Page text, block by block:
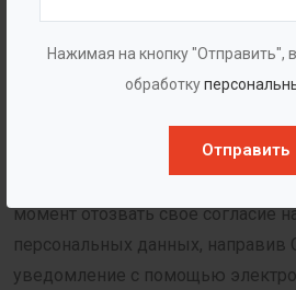
Нажимая на кнопку "Отправить",
обработку
Отправить
Краснодар, ул. Текстильная, д.
«Актуализация персональных
6.4. Срок обработки
момент отозвать свое согласие
персональных данных, направив
уведомление с помощью